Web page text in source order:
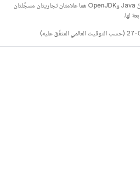
. إنّ Java وOpenJDK هما علامتان تجاريتان مسجَّلتان